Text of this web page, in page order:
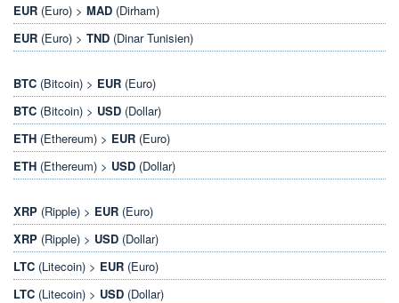
EUR (Euro) > MAD (Dirham)
EUR (Euro) > TND (Dinar Tunisien)
BTC (Bitcoin) > EUR (Euro)
BTC (Bitcoin) > USD (Dollar)
ETH (Ethereum) > EUR (Euro)
ETH (Ethereum) > USD (Dollar)
XRP (Ripple) > EUR (Euro)
XRP (Ripple) > USD (Dollar)
LTC (Litecoin) > EUR (Euro)
LTC (Litecoin) > USD (Dollar)